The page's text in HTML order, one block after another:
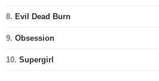
8. Evil Dead Burn
9. Obsession
10. Supergirl